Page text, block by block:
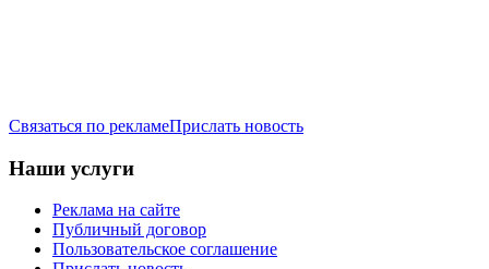
Связаться по рекламеПрислать новость
Наши услуги
Реклама на сайте
Публичный договор
Пользовательское соглашение